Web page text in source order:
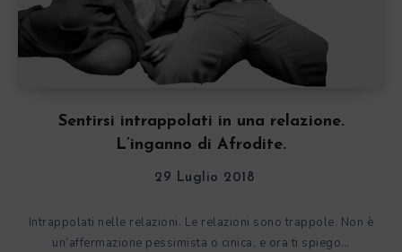
Sentirsi intrappolati in una relazione.
L’inganno di Afrodite.
29 Luglio 2018
Intrappolati nelle relazioni. Le relazioni sono trappole. Non è
un’affermazione pessimista o cinica, e ora ti spiego…